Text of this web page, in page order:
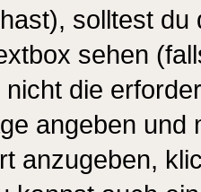
solltest
sehen
die
angeben und
anzugeben,